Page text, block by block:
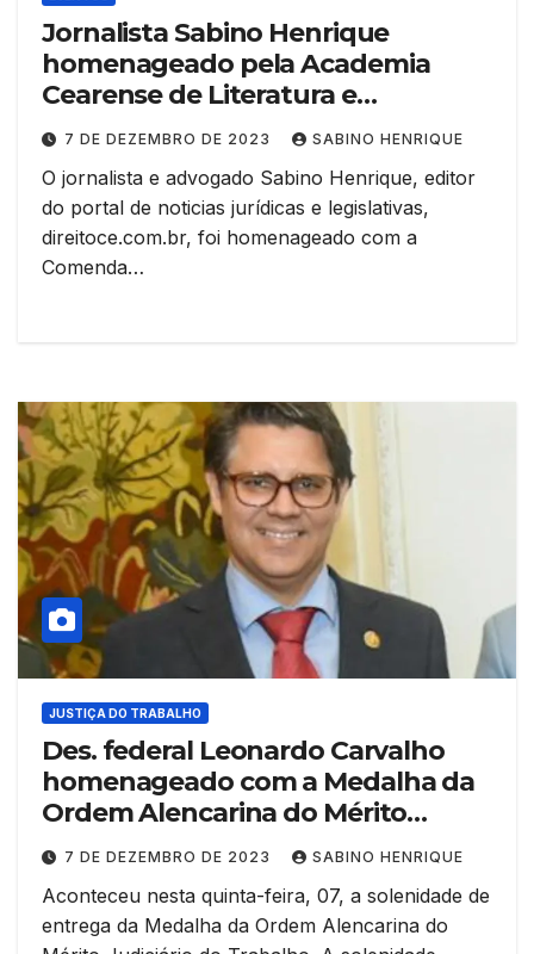
Jornalista Sabino Henrique
homenageado pela Academia
Cearense de Literatura e
Jornalismo
7 DE DEZEMBRO DE 2023 SABINO HENRIQUE
O jornalista e advogado Sabino Henrique, editor
do portal de noticias jurídicas e legislativas,
direitoce.com.br, foi homenageado com a
Comenda…
JUSTIÇA DO TRABALHO
Des. federal Leonardo Carvalho
homenageado com a Medalha da
Ordem Alencarina do Mérito
Judiciário do Trabalho TRT-7
7 DE DEZEMBRO DE 2023 SABINO HENRIQUE
Aconteceu nesta quinta-feira, 07, a solenidade de
entrega da Medalha da Ordem Alencarina do